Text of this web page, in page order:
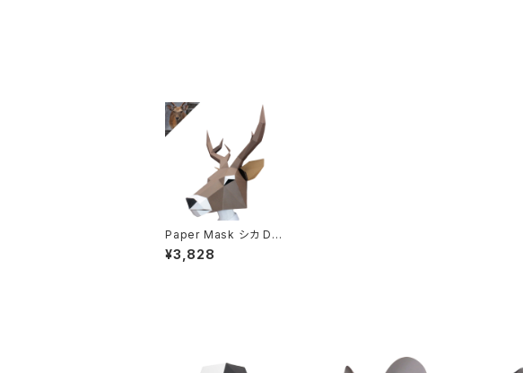
Paper Mask シカ De
er
¥3,828